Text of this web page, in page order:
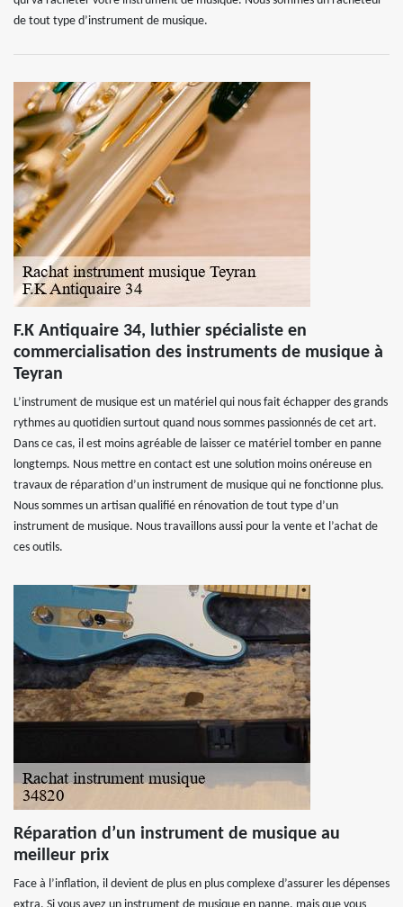
de tout type d’instrument de musique.
F.K Antiquaire 34, luthier spécialiste en
commercialisation des instruments de musique à
Teyran
L’instrument de musique est un matériel qui nous fait échapper des grands
rythmes au quotidien surtout quand nous sommes passionnés de cet art.
Dans ce cas, il est moins agréable de laisser ce matériel tomber en panne
longtemps. Nous mettre en contact est une solution moins onéreuse en
travaux de réparation d’un instrument de musique qui ne fonctionne plus.
Nous sommes un artisan qualifié en rénovation de tout type d’un
instrument de musique. Nous travaillons aussi pour la vente et l’achat de
ces outils.
Réparation d’un instrument de musique au
meilleur prix
Face à l’inflation, il devient de plus en plus complexe d’assurer les dépenses